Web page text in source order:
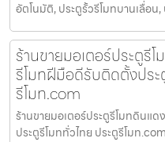
อัตโนมัติ, ประตูรั้วรีโมทบานเลื่อน,
ร้านขายมอเตอร์ประตูรี
รีโมทฝีมือดีรับติดตั้งประ
รีโมท.com
ร้านขายมอเตอร์ประตูรีโมทดินแ
ประตูรีโมททั่วไทย ประตูรีโมท